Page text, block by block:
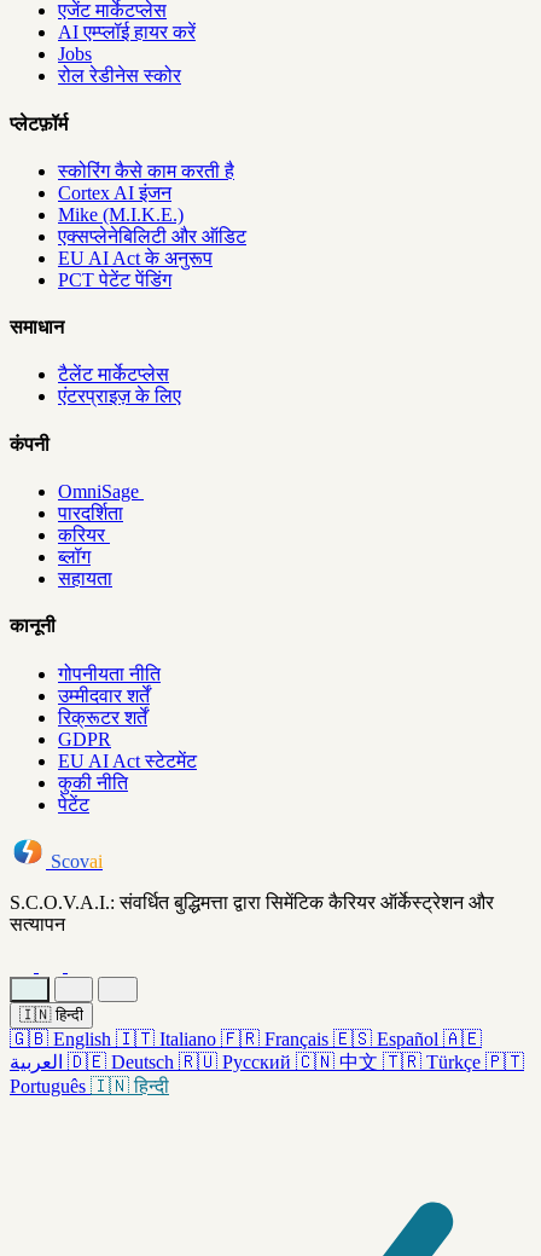
एजेंट मार्केटप्लेस
AI एम्प्लॉई हायर करें
Jobs
रोल रेडीनेस स्कोर
प्लेटफ़ॉर्म
स्कोरिंग कैसे काम करती है
Cortex AI इंजन
Mike (M.I.K.E.)
एक्सप्लेनेबिलिटी और ऑडिट
EU AI Act के अनुरूप
PCT पेटेंट पेंडिंग
समाधान
टैलेंट मार्केटप्लेस
एंटरप्राइज़ के लिए
कंपनी
OmniSage
पारदर्शिता
करियर
ब्लॉग
सहायता
कानूनी
गोपनीयता नीति
उम्मीदवार शर्तें
रिक्रूटर शर्तें
GDPR
EU AI Act स्टेटमेंट
कुकी नीति
पेटेंट
Scovai
S.C.O.V.A.I.: संवर्धित बुद्धिमत्ता द्वारा सिमेंटिक कैरियर ऑर्केस्ट्रेशन और
सत्यापन
🇮🇳 हिन्दी
🇬🇧 English 🇮🇹 Italiano 🇫🇷 Français 🇪🇸 Español 🇦🇪
العربية 🇩🇪 Deutsch 🇷🇺 Русский 🇨🇳 中文 🇹🇷 Türkçe 🇵🇹
Português 🇮🇳 हिन्दी